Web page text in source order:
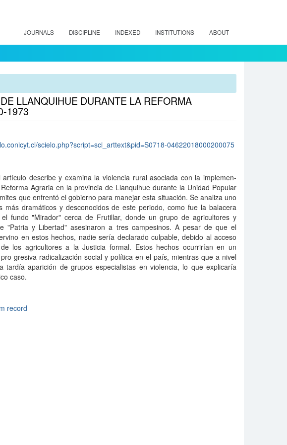
JOURNALS DISCIPLINE INDEXED INSTITUTIONS ABOUT
LLANQUIHUE DURANTE LA REFORMA
1973
scielo.php?script=sci_arttext&pid=S0718-04622018000200075
artículo describe y examina la violencia rural asociada con la implemen-
Agraria en la provincia de Llanquihue durante la Unidad Popular
que enfrentó el gobierno para manejar esta situación. Se analiza uno
más dramáticos y desconocidos de este periodo, como fue la balacera
fundo "Mirador" cerca de Frutillar, donde un grupo de agricultores y
"Patria y Libertad" asesinaron a tres campesinos. A pesar de que el
en estos hechos, nadie sería declarado culpable, debido al acceso
los agricultores a la Justicia formal. Estos hechos ocurrirían en un
gresiva radicalización social y política en el país, mientras que a nivel
tardía aparición de grupos especialistas en violencia, lo que explicaría
caso.
record